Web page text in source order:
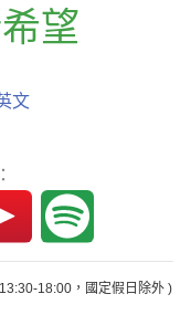
望
文
18:00，國定假日除外 )